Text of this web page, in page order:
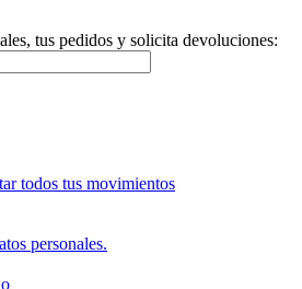
tus pedidos y solicita devoluciones:
todos tus movimientos
personales.